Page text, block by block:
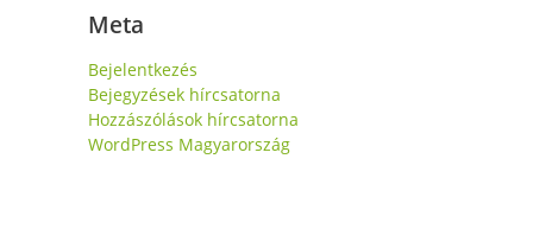
Meta
Bejelentkezés
Bejegyzések hírcsatorna
Hozzászólások hírcsatorna
WordPress Magyarország